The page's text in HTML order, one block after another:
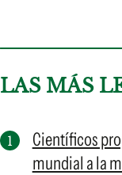
LAS MÁS
Científicos
mundial a la